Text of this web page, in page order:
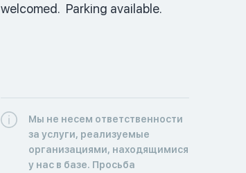
welcomed.  Parking available.
Мы не несем ответственности
за услуги, реализуемые
организациями, находящимися
у нас в базе. Просьба